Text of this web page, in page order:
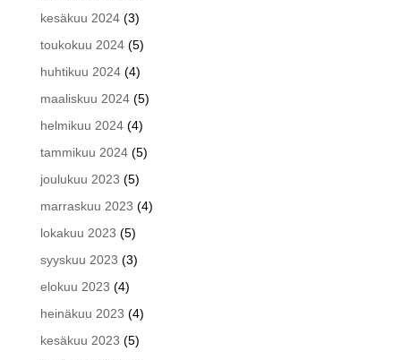
kesäkuu 2024(3)
toukokuu 2024(5)
huhtikuu 2024(4)
maaliskuu 2024(5)
helmikuu 2024(4)
tammikuu 2024(5)
joulukuu 2023 (5)
marraskuu 2023 (4)
lokakuu 2023 (5)
syyskuu 2023 (3)
elokuu 2023 (4)
heinäkuu 2023 (4)
kesäkuu 2023 (5)